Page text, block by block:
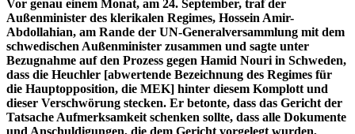
Vor genau einem Monat, am 24. September, traf der
Außenminister des klerikalen Regimes, Hossein Amir-
Abdollahian, am Rande der UN-Generalversammlung mit dem
schwedischen Außenminister zusammen und sagte unter
Bezugnahme auf den Prozess gegen Hamid Nouri in Schweden,
dass die Heuchler [abwertende Bezeichnung des Regimes für
die Hauptopposition, die MEK] hinter diesem Komplott und
dieser Verschwörung stecken. Er betonte, dass das Gericht der
Tatsache Aufmerksamkeit schenken sollte, dass alle Dokumente